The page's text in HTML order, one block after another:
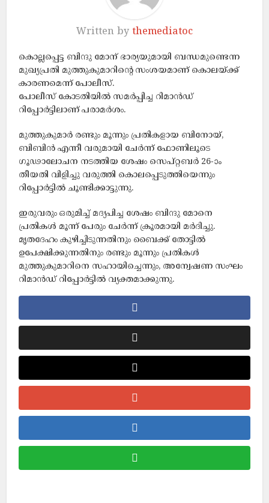
Written by themediatoc
കൊല്ലപ്പെട്ട ബിന്ദു മോന് ഭാര്യയുമായി ബന്ധമുണ്ടെന്ന
മുഖ്യപ്രതി മുത്തുകുമാറിന്റെ സംശയമാണ് കൊലയ്ക്ക്
കാരണമെന്ന് പോലീസ്.
പോലീസ് കോടതിയിൽ സമർപ്പിച്ച റിമാൻഡ്
റിപ്പോർട്ടിലാണ് പരാമർശം.
മുത്തുകുമാർ രണ്ടും മൂന്നും പ്രതികളായ ബിനോയ്,
ബിബിൻ എന്നീ വരുമായി ചേർന്ന് ഫോണിലൂടെ
ഗൂഢാലോചന നടത്തിയ ശേഷം സെപ്റ്റബർ 26-ാം
തീയതി വിളിച്ചു വരുത്തി കൊലപ്പെടുത്തിയെന്നും
റിപ്പോർട്ടിൽ ചൂണ്ടിക്കാട്ടുന്നു.
ഇരുവരും ഒരുമിച്ച് മദ്യപിച്ച ശേഷം ബിന്ദു മോനെ
പ്രതികൾ മൂന്ന് പേരും ചേർന്ന് ക്രൂരമായി മർദിച്ചു.
മൃതദേഹം കുഴിച്ചിടുന്നതിനും ബൈക്ക് തോട്ടിൽ
ഉപേക്ഷിക്കുന്നതിനും രണ്ടും മൂന്നും പ്രതികൾ
മുത്തുകുമാറിനെ സഹായിച്ചെന്നും, അന്വേഷണ സംഘം
റിമാൻഡ് റിപ്പോർട്ടിൽ വ്യക്തമാക്കുന്നു.